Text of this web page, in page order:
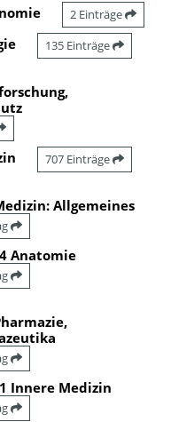
2 Einträge
135 Einträge
707 Einträge
Allgemeines
Anatomie
Innere Medizin